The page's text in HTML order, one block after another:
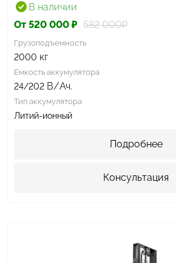
В наличии
От 520 000 ₽ 582 000₽
Грузоподъемность
2000 кг
Емкость аккумулятора
24/202 В/Ач.
Тип аккумулятора
Литий-ионный
Подробнее
Консультация